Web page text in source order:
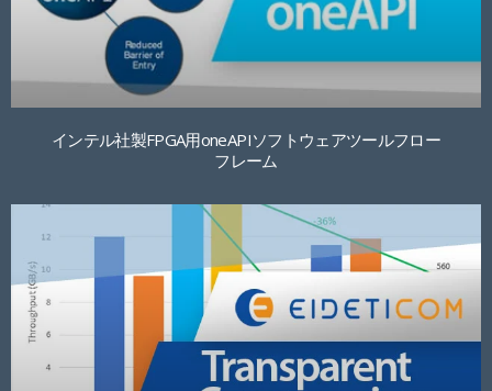
インテル社製FPGA用oneAPIソフトウェアツールフロー
フレーム